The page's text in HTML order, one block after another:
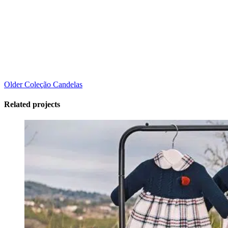
Older Coleção Candelas
Related projects